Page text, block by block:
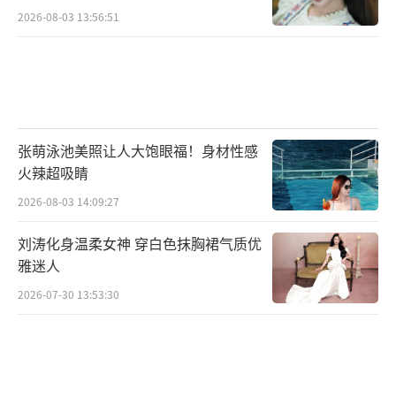
2026-08-03 13:56:51
张萌泳池美照让人大饱眼福！身材性感
火辣超吸睛
2026-08-03 14:09:27
刘涛化身温柔女神 穿白色抹胸裙气质优
雅迷人
2026-07-30 13:53:30